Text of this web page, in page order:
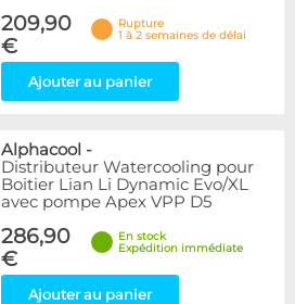
209,90
€
Rupture
1 à 2 semaines de délai
Ajouter au panier
Alphacool -
Distributeur Watercooling pour
Boitier Lian Li Dynamic Evo/XL
avec pompe Apex VPP D5
286,90
€
En stock
Expédition immédiate
Ajouter au panier